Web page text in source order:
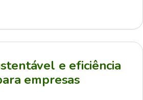
e eficiência
empresas